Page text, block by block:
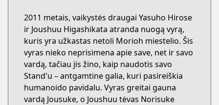
2011 metais, vaikystės draugai Yasuho Hirose
ir Joushuu Higashikata atranda nuogą vyrą,
kuris yra užkastas netoli Morioh miestelio. Šis
vyras nieko neprisimena apie save, net ir savo
vardą, tačiau jis žino, kaip naudotis savo
Stand'u – antgamtine galia, kuri pasireiškia
humanoido pavidalu. Vyras greitai gauna
vardą Jousuke, o Joushuu tėvas Norisuke